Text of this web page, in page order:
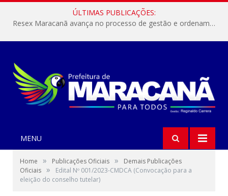
ÚLTIMAS PUBLICAÇÕES:
Resex Maracanã avança no processo de gestão e ordenamento do turismo em nossas áreas protegidas.
MENU
Home » Publicações Oficiais »
Demais Publicações
Oficiais »
Edital Nº 001/2023-CMDCA (Convocação para a
eleição do conselho tutelar)